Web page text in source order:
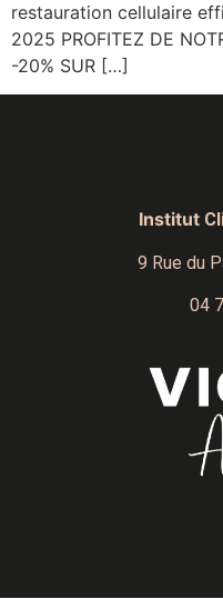
restauration cellulaire
2025 PROFITEZ DE
-20% SUR […]
Institut
9 Rue du
04